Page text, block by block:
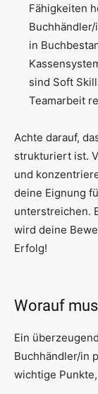
Fähigkeiten
in
sind Soft
Teamarbeit
Achte darauf,
strukturiert ist.
und
deine Eignung
unterstreichen.
wird deine
Erfolg!
Worauf
Ein
Buchhändler/in
wichtige